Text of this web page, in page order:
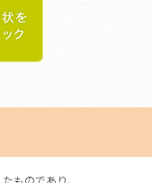
ものであり、